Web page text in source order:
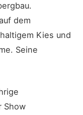
dem
Kies und
Seine
Show